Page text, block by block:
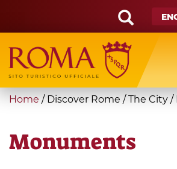
main
content
Search
form
Search
You
here
Home / Discover Rome / The City /
Monuments